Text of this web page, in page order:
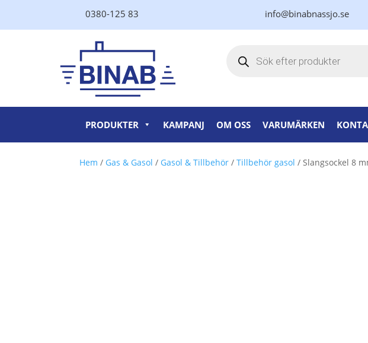
0380-125 83 info@binabnassjo.se
PRODUKTER KAMPANJ OM OSS VARUMÄRKEN
Hem / Gas & Gasol / Gasol & Tillbehör /Tillbehör gasol / Slangsockel 8